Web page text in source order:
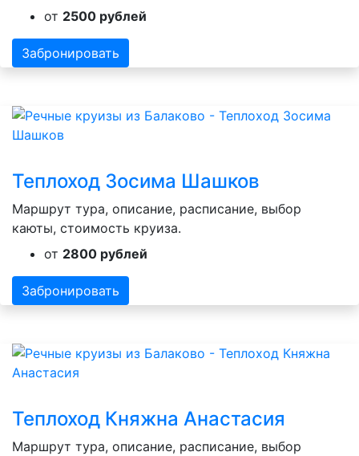
от 2500 рублей
Забронировать
Теплоход Зосима Шашков
Маршрут тура, описание, расписание, выбор
каюты, стоимость круиза.
от 2800 рублей
Забронировать
Теплоход Княжна Анастасия
Маршрут тура, описание, расписание, выбор